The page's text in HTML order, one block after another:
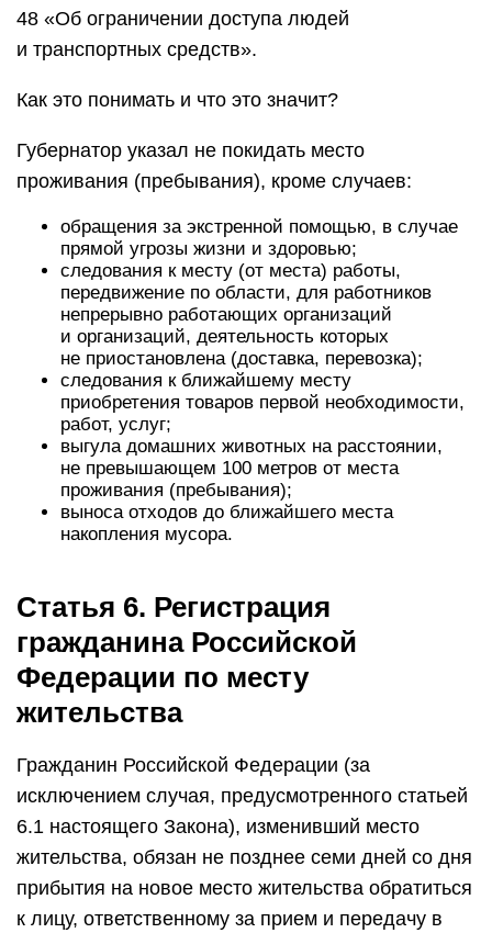
48 «Об ограничении доступа людей
и транспортных средств».
Как это понимать и что это значит?
Губернатор указал не покидать место
проживания (пребывания), кроме случаев:
обращения за экстренной помощью, в случае
прямой угрозы жизни и здоровью;
следования к месту (от места) работы,
передвижение по области, для работников
непрерывно работающих организаций
и организаций, деятельность которых
не приостановлена (доставка, перевозка);
следования к ближайшему месту
приобретения товаров первой необходимости,
работ, услуг;
выгула домашних животных на расстоянии,
не превышающем 100 метров от места
проживания (пребывания);
выноса отходов до ближайшего места
накопления мусора.
Статья 6. Регистрация
гражданина Российской
Федерации по месту
жительства
Гражданин Российской Федерации (за
исключением случая, предусмотренного статьей
6.1 настоящего Закона), изменивший место
жительства, обязан не позднее семи дней со дня
прибытия на новое место жительства обратиться
к лицу, ответственному за прием и передачу в